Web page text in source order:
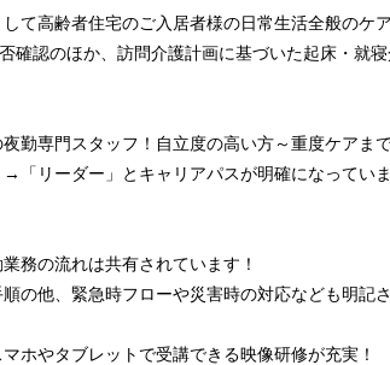
て高齢者住宅のご入居者様の日常生活全般のケア
確認のほか、訪問介護計画に基づいた起床・就
勤専門スタッフ！自立度の高い方～重度ケアまで
リーダー」とキャリアパスが明確になってい
務の流れは共有されています！
の他、緊急時フローや災害時の対応なども明記さ
ホやタブレットで受講できる映像研修が充実！